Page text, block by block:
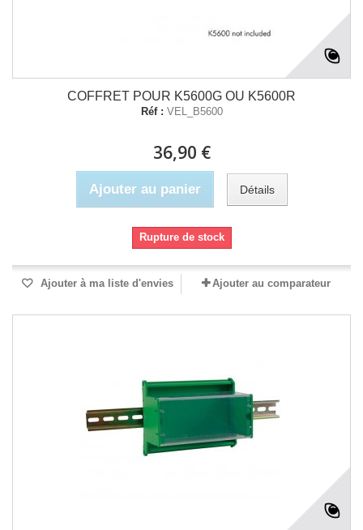
COFFRET POUR K5600G OU K5600R
Réf : VEL_B5600
36,90 €
Ajouter au panier Détails
Rupture de stock
Ajouter à ma liste d'envies Ajouter au comparateur